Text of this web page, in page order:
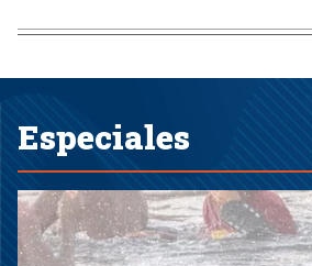
Especiales